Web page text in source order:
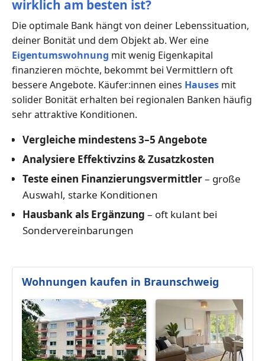
wirklich am besten ist?
Die optimale Bank hängt von deiner Lebenssituation,
deiner Bonität und dem Objekt ab. Wer eine
Eigentumswohnung mit wenig Eigenkapital
finanzieren möchte, bekommt bei Vermittlern oft
bessere Angebote. Käufer:innen eines Hauses mit
solider Bonität erhalten bei regionalen Banken häufig
sehr attraktive Konditionen.
Vergleiche mindestens 3–5 Angebote
Analysiere Effektivzins & Zusatzkosten
Teste einen Finanzierungsvermittler– große
Auswahl, starke Konditionen
Hausbank als Ergänzung – oft kulant bei
Sondervereinbarungen
Wohnungen kaufen in Braunschweig